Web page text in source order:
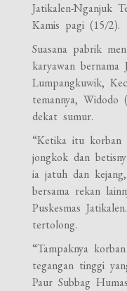
Jatikalen-Nganjuk
Kamis pagi (15/2).
Suasana pabrik
karyawan bernama
Lumpangkuwik,
temannya, Widodo
dekat sumur.
“Ketika itu korban
jongkok dan
ia jatuh dan
bersama rekan
Puskesmas
tertolong.
“Tampaknya
tegangan tinggi
Paur Subbag